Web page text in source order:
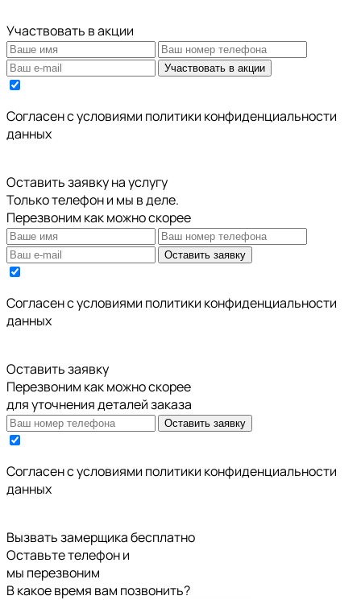
Участвовать в акции
Участвовать в акции
Cогласен с условиями политики конфиденциальности
данных
Оставить заявку на услугу
Только телефон и мы в деле.
Перезвоним как можно скорее
Оставить заявку
Cогласен с условиями политики конфиденциальности
данных
Оставить заявку
Перезвоним как можно скорее
для уточнения деталей заказа
Оставить заявку
Cогласен с условиями политики конфиденциальности
данных
Вызвать замерщика бесплатно
Оставьте телефон и
мы перезвоним
В какое время вам позвонить?